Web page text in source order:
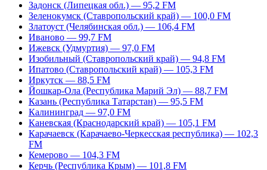
Задонск (Липецкая обл.) — 95,2 FM
Зеленокумск (Ставропольский край) — 100,0 FM
Златоуст (Челябинская обл.) — 106,4 FM
Иваново — 99,7 FM
Ижевск (Удмуртия) — 97,0 FM
Изобильный (Ставропольский край) — 94,8 FM
Ипатово (Ставропольский край) — 105,3 FM
Иркутск — 88,5 FM
Йошкар-Ола (Республика Марий Эл) — 88,7 FM
Казань (Республика Татарстан) — 95,5 FM
Калининград — 97,0 FM
Каневская (Краснодарский край) — 105,1 FM
Карачаевск (Карачаево-Черкесская республика) — 102,3
FM
Кемерово — 104,3 FM
Керчь (Республика Крым) — 101,8 FM